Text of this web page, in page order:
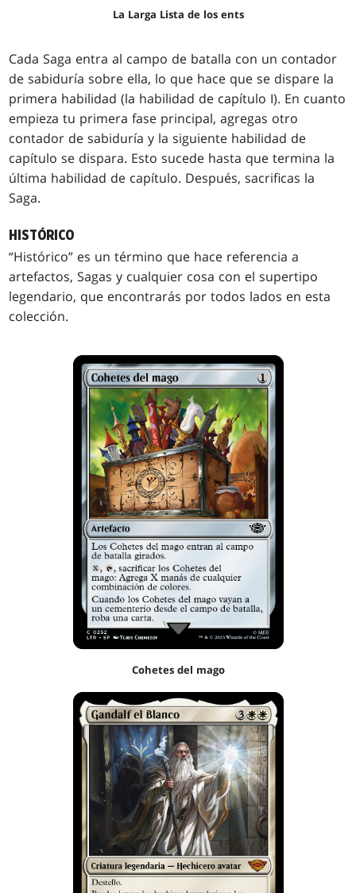
La Larga Lista de los ents
Cada Saga entra al campo de batalla con un contador
de sabiduría sobre ella, lo que hace que se dispare la
primera habilidad (la habilidad de capítulo I). En cuanto
empieza tu primera fase principal, agregas otro
contador de sabiduría y la siguiente habilidad de
capítulo se dispara. Esto sucede hasta que termina la
última habilidad de capítulo. Después, sacrificas la
Saga.
HISTÓRICO
“Histórico” es un término que hace referencia a
artefactos, Sagas y cualquier cosa con el supertipo
legendario, que encontrarás por todos lados en esta
colección.
Cohetes del mago